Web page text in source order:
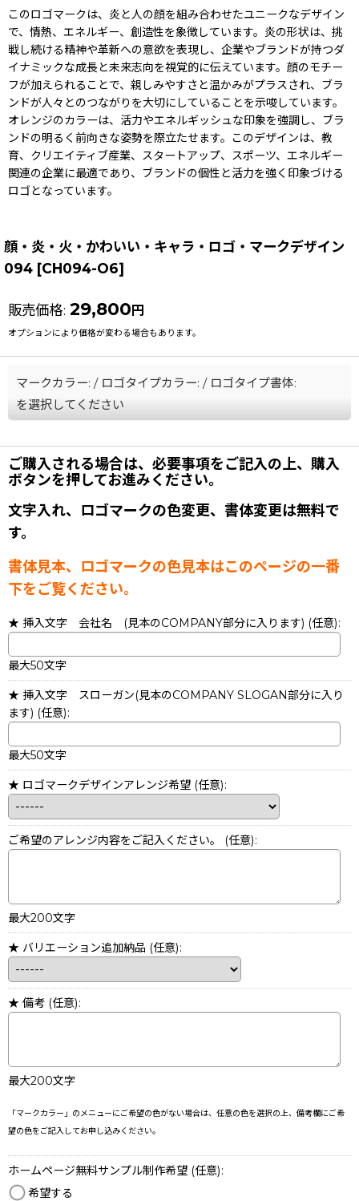
このロゴマークは、炎と人の顔を組み合わせたユニークなデザイン
で、情熱、エネルギー、創造性を象徴しています。炎の形状は、挑
戦し続ける精神や革新への意欲を表現し、企業やブランドが持つダ
イナミックな成長と未来志向を視覚的に伝えています。顔のモチー
フが加えられることで、親しみやすさと温かみがプラスされ、ブラ
ンドが人々とのつながりを大切にしていることを示唆しています。
オレンジのカラーは、活力やエネルギッシュな印象を強調し、ブラ
ンドの明るく前向きな姿勢を際立たせます。このデザインは、教
育、クリエイティブ産業、スタートアップ、スポーツ、エネルギー
関連の企業に最適であり、ブランドの個性と活力を強く印象づける
ロゴとなっています。
顔・炎・火・かわいい・キャラ・ロゴ・マークデザイン
094 [CH094-O6]
販売価格: 29,800円
オプションにより価格が変わる場合もあります。
マークカラー: / ロゴタイプカラー: / ロゴタイプ書体:
を選択してください
ご購入される場合は、必要事項をご記入の上、購入
ボタンを押してお進みください。
文字入れ、ロゴマークの色変更、書体変更は無料で
す。
書体見本、ロゴマークの色見本はこのページの一番
下をご覧ください。
★ 挿入文字 会社名 (見本のCOMPANY部分に入ります) (任意):
最大50文字
★ 挿入文字 スローガン(見本のCOMPANY SLOGAN部分に入り
ます) (任意):
最大50文字
★ ロゴマークデザインアレンジ希望 (任意):
ご希望のアレンジ内容をご記入ください。 (任意):
最大200文字
★ バリエーション追加納品 (任意):
★ 備考 (任意):
最大200文字
「マークカラー」のメニューにご希望の色がない場合は、任意の色を選択の上、備考欄にご希
望の色をご記入してお申し込みください。
ホームページ無料サンプル制作希望 (任意):
希望する